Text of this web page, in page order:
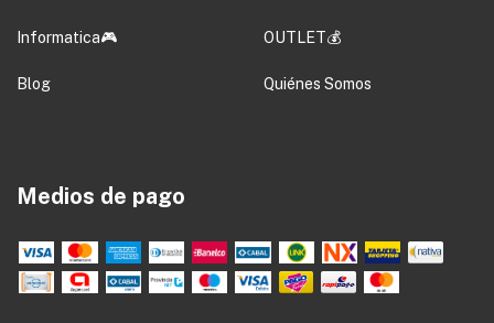
Informatica🎮 OUTLET💰
Blog Quiénes Somos
Medios de pago